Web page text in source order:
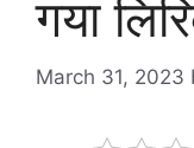
गया
March 31, 2023